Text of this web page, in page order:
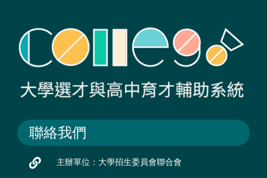
聯絡我們
主辦單位：大學招生委員會聯合會